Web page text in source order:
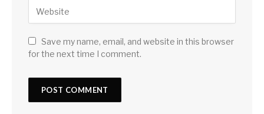
Save my name, email, and website in this browser
for the next time I comment.